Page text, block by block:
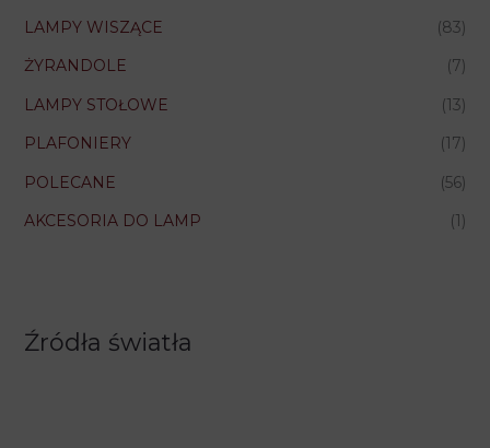
LAMPY WISZĄCE
(83)
ŻYRANDOLE
(7)
LAMPY STOŁOWE
(13)
PLAFONIERY
(17)
POLECANE
(56)
AKCESORIA DO LAMP
(1)
Źródła światła